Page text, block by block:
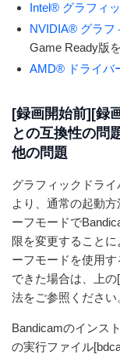
Intel® グラフィ
NVIDIA® グラフ
Game Ready版
AMD® ドライバ
[録画開始前][録
との互換性の問
他の問題
グラフィックドラ
より、通常の起動
ーフモードで
限を変更すること
ーフモードを使用
できた場合は、上
法をご参照ください
Bandicamのインス
の実行ファイル